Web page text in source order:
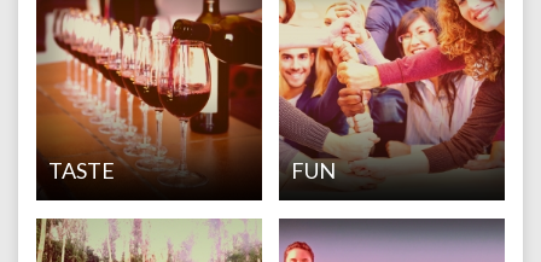
TASTE FUN